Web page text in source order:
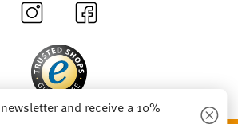
and receive a 10%